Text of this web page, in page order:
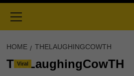
Menu
HOME THELAUGHINGCOWTH
TheLaughingCowTH
Viral